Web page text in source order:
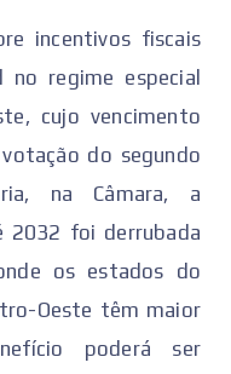
incentivos fiscais
regime especial
cujo vencimento
do segundo
na Câmara, a
2032 foi derrubada
os estados do
Oeste têm maior
poderá ser